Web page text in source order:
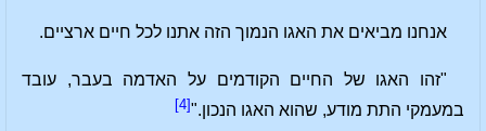
אנחנו מביאים את האגו הנמוך הזה אתנו לכל חיים ארציים.
"זהו האגו של החיים הקודמים על האדמה בעבר, עובד
במעמקי התת מודע, שהוא האגו הנכון."[4]